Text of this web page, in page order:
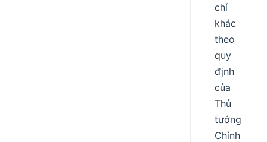
chí
khác
theo
quy
định
của
Thủ
tướng
Chính